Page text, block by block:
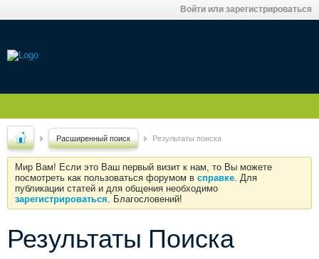
Войти или зарегистрироваться
Расширенный поиск Результаты поиска
Мир Вам! Если это Ваш первый визит к нам, то Вы можете
посмотреть как пользоваться форумом в справке. Для
публикации статей и для общения необходимо
зарегистрироваться. Благословений!
Результаты Поиска